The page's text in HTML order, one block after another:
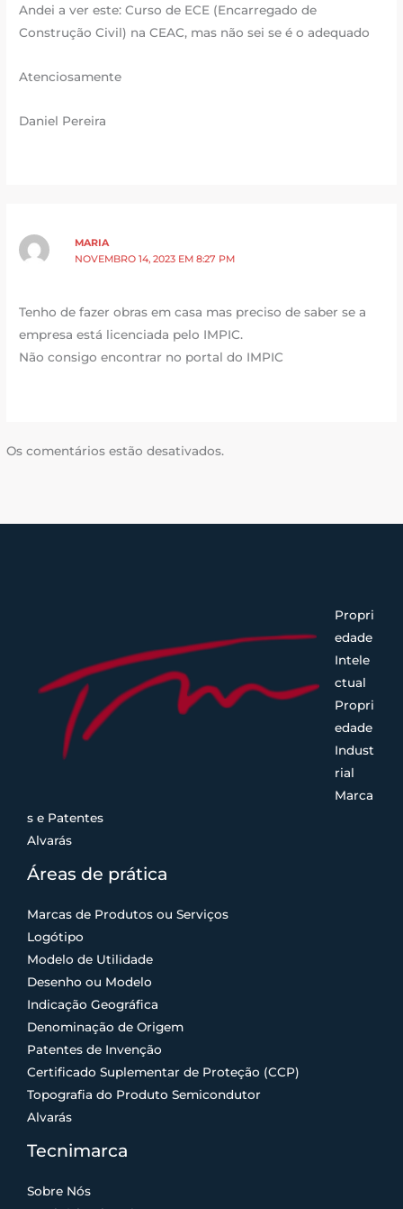
Andei a ver este: Curso de ECE (Encarregado de
Construção Civil) na CEAC, mas não sei se é o adequado
Atenciosamente
Daniel Pereira
MARIA
NOVEMBRO 14, 2023 EM 8:27 PM
Tenho de fazer obras em casa mas preciso de saber se a
empresa está licenciada pelo IMPIC.
Não consigo encontrar no portal do IMPIC
Os comentários estão desativados.
Propri
edade
Intele
ctual
Propri
edade
Indust
rial
Marca
s e Patentes
Alvarás
Áreas de prática
Marcas de Produtos ou Serviços
Logótipo
Modelo de Utilidade
Desenho ou Modelo
Indicação Geográfica
Denominação de Origem
Patentes de Invenção
Certificado Suplementar de Proteção (CCP)
Topografia do Produto Semicondutor
Alvarás
Tecnimarca
Sobre Nós